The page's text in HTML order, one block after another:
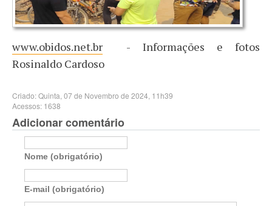
www.obidos.net.br - Informações e fotos
Rosinaldo Cardoso
Criado: Quinta, 07 de Novembro de 2024, 11h39
Acessos: 1638
Adicionar comentário
Nome (obrigatório)
E-mail (obrigatório)